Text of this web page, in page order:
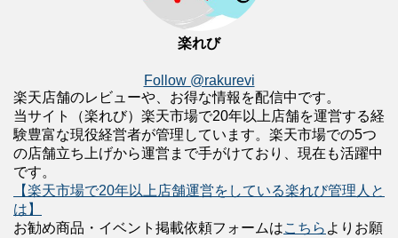
楽れび
Follow @rakurevi
楽天店舗のレビューや、お得な情報を配信中です。
当サイト（楽れび）楽天市場で20年以上店舗を運営する経
験豊富な現役経営者が管理しています。楽天市場での5つ
の店舗立ち上げから運営まで手がけており、現在も活躍中
です。
【楽天市場で20年以上店舗運営をしている楽れび管理人と
は】
お勧め商品・イベント掲載依頼フォームはこちら よりお願